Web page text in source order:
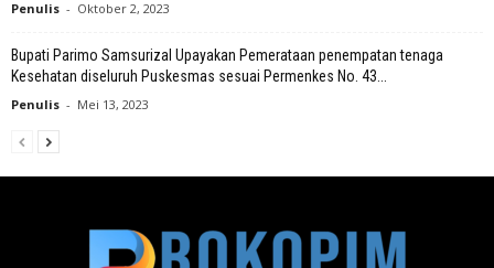
Penulis - Oktober 2, 2023
Bupati Parimo Samsurizal Upayakan Pemerataan penempatan tenaga
Kesehatan diseluruh Puskesmas sesuai Permenkes No. 43...
Penulis - Mei 13, 2023